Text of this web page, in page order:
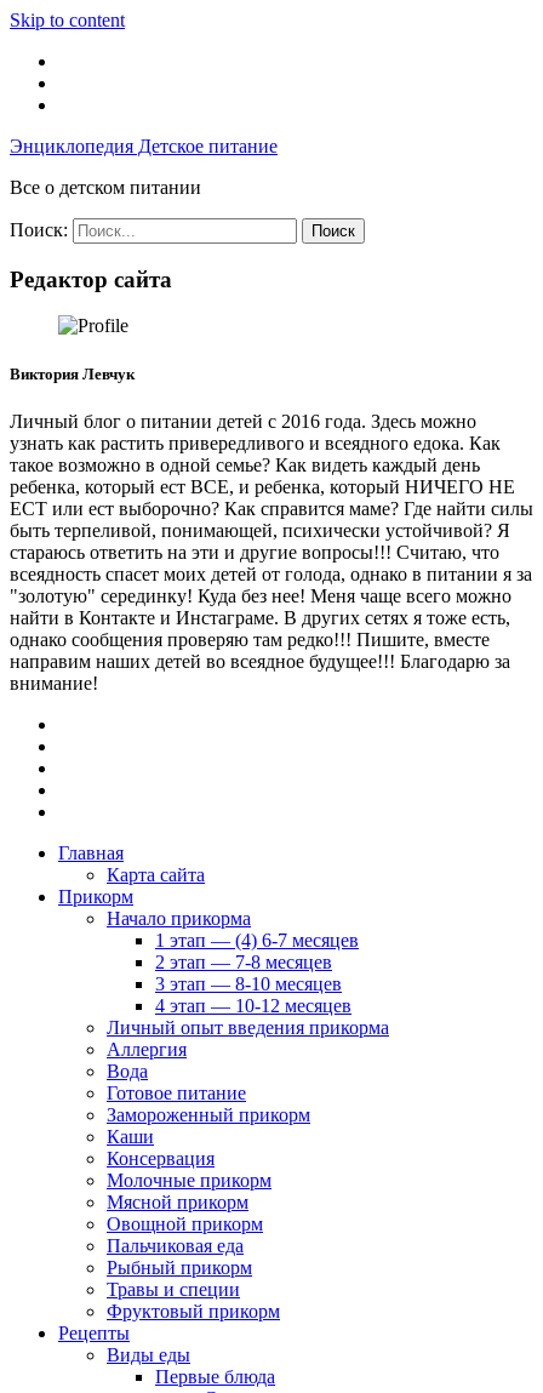
Skip to content
Энциклопедия Детское питание
Все о детском питании
Поиск:
Редактор сайта
Виктория Левчук
Личный блог о питании детей с 2016 года. Здесь можно
узнать как растить привередливого и всеядного едока. Как
такое возможно в одной семье? Как видеть каждый день
ребенка, который ест ВСЕ, и ребенка, который НИЧЕГО НЕ
ЕСТ или ест выборочно? Как справится маме? Где найти силы
быть терпеливой, понимающей, психически устойчивой? Я
стараюсь ответить на эти и другие вопросы!!! Считаю, что
всеядность спасет моих детей от голода, однако в питании я за
"золотую" серединку! Куда без нее! Меня чаще всего можно
найти в Контакте и Инстаграме. В других сетях я тоже есть,
однако сообщения проверяю там редко!!! Пишите, вместе
направим наших детей во всеядное будущее!!! Благодарю за
внимание!
Главная
Карта сайта
Прикорм
Начало прикорма
1 этап — (4) 6-7 месяцев
2 этап — 7-8 месяцев
3 этап — 8-10 месяцев
4 этап — 10-12 месяцев
Личный опыт введения прикорма
Аллергия
Вода
Готовое питание
Замороженный прикорм
Каши
Консервация
Молочные прикорм
Мясной прикорм
Овощной прикорм
Пальчиковая еда
Рыбный прикорм
Травы и специи
Фруктовый прикорм
Рецепты
Виды еды
Первые блюда